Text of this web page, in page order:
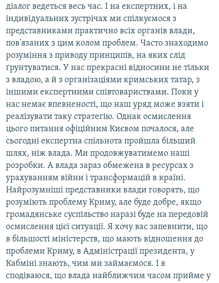
діалог ведеться весь час. І на експертних, і на
індивідуальних зустрічах ми спілкуємося з
представниками практично всіх органів влади,
пов'язаних з цим колом проблем. Часто знаходимо
розуміння з приводу принципів, на яких слід
ґрунтуватися. У нас прекрасні відносини не тільки
з владою, а й з організаціями кримських татар, з
іншими експертними співтовариствами. Поки у
нас немає впевненості, що наш уряд може взяти і
реалізувати таку стратегію. Однак осмислення
цього питання офіційним Києвом почалося, але
сьогодні експертна спільнота пройшла більший
шлях, ніж влада. Ми продовжуватимемо наші
розробки. А влада зараз обмежена в ресурсах з
урахуванням війни і трансформацій в країні.
Найрозумніші представники влади говорять, що
розуміють проблему Криму, але буде добре, якщо
громадянське суспільство наразі буде на передовій
осмислення цієї ситуації. Я хочу вас запевнити, що
в більшості міністерств, що мають відношення до
проблеми Криму, в Адміністрації президента, у
Кабміні знають, чим ми займаємося. І я
сподіваюся, що влада найближчим часом прийме у